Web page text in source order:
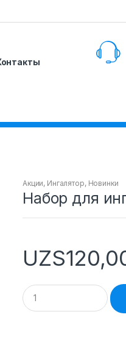
Акции, Ингалятор, Новинки
Набор для
UZS
Q
u